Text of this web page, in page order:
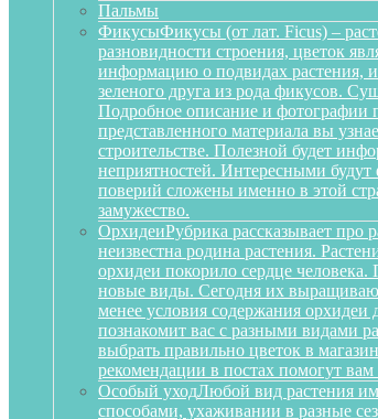
Пальмы
ФикусыФикусы (от лат. Ficus) –
разновидности строения, цветок
информацию о подвидах растения,
зеленого друга из рода фикусов.
Подробное описание и фотографии
представленного материала вы
строительстве. Полезной будет
неприятностей. Интересными будут
поверий сложены именно в этой
замужество.
ОрхидеиРубрика рассказывает
неизвестна родина растения.
орхидеи покорило сердце
новые виды. Сегодня их
менее условия содержания
познакомит вас с разными видами
выбрать правильно цветок в
рекомендации в постах помогут
Особый уходЛюбой вид растения
способами, ухаживании в разные